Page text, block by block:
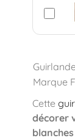
Marque
Cette
décorer
blanches